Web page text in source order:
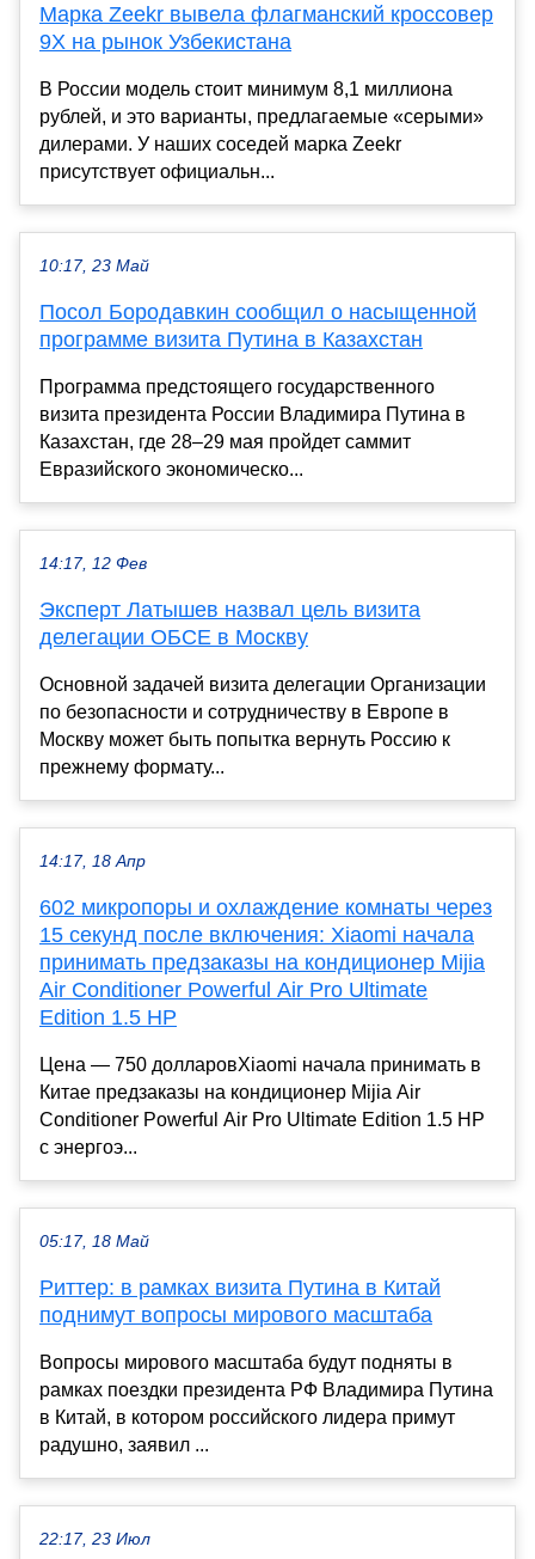
Марка Zeekr вывела флагманский кроссовер
9X на рынок Узбекистана
В России модель стоит минимум 8,1 миллиона
рублей, и это варианты, предлагаемые «серыми»
дилерами. У наших соседей марка Zeekr
присутствует официальн...
10:17, 23 Май
Посол Бородавкин сообщил о насыщенной
программе визита Путина в Казахстан
Программа предстоящего государственного
визита президента России Владимира Путина в
Казахстан, где 28–29 мая пройдет саммит
Евразийского экономическо...
14:17, 12 Фев
Эксперт Латышев назвал цель визита
делегации ОБСЕ в Москву
Основной задачей визита делегации Организации
по безопасности и сотрудничеству в Европе в
Москву может быть попытка вернуть Россию к
прежнему формату...
14:17, 18 Апр
602 микропоры и охлаждение комнаты через
15 секунд после включения: Xiaomi начала
принимать предзаказы на кондиционер Mijia
Air Conditioner Powerful Air Pro Ultimate
Edition 1.5 HP
Цена — 750 долларовXiaomi начала принимать в
Китае предзаказы на кондиционер Mijia Air
Conditioner Powerful Air Pro Ultimate Edition 1.5 HP
с энергоэ...
05:17, 18 Май
Риттер: в рамках визита Путина в Китай
поднимут вопросы мирового масштаба
Вопросы мирового масштаба будут подняты в
рамках поездки президента РФ Владимира Путина
в Китай, в котором российского лидера примут
радушно, заявил ...
22:17, 23 Июл